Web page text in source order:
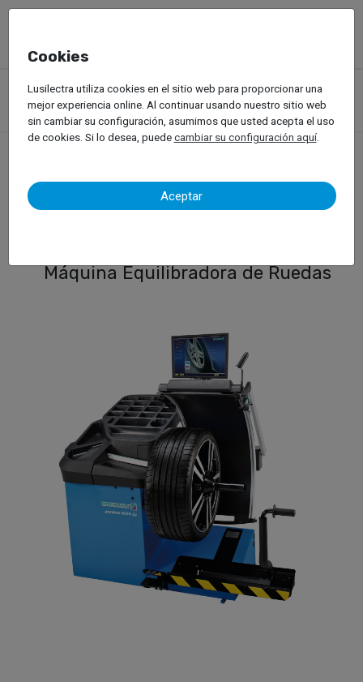
Productos Equipos de Taller
Servicio de llantas
Vehículos Ligeros
Equilibradora de Ruedas
Hofmann – Geodyna 8250 P
Hofmann – Geodyna 8250
Máquina Equilibradora de Ruedas
Cookies
Lusilectra utiliza cookies en el sitio web para proporcionar una
mejor experiencia online. Al continuar usando nuestro sitio web
sin cambiar su configuración, asumimos que usted acepta el uso
de cookies. Si lo desea, puedecambiar su configuración aquí.
Aceptar